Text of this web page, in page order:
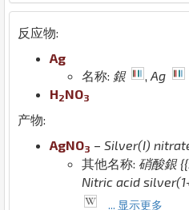
反应物:
Ag
名称: 銀 ,Ag
H2NO3
产物:
AgNO3 – Silver(I)
其他名称: 硝酸銀
Nitric acid
... 显示更多